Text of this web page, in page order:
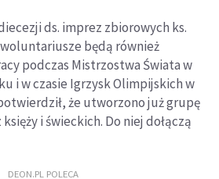
ds. imprez zbiorowych ks.
woluntariusze będą również
podczas Mistrzostwa Świata w
i w czasie Igrzysk Olimpijskich w
że utworzono już grupę
i świeckich. Do niej dołączą
DEON.PL POLECA